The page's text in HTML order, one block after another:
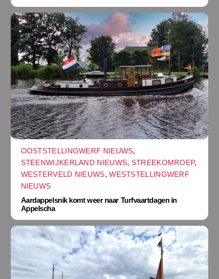
OOSTSTELLINGWERF NIEUWS,
STEENWIJKERLAND NIEUWS, STREEKOMROEP,
WESTERVELD NIEUWS,WESTSTELLINGWERF
NIEUWS
Aardappelsnik komt weer naar Turfvaartdagen in
Appelscha